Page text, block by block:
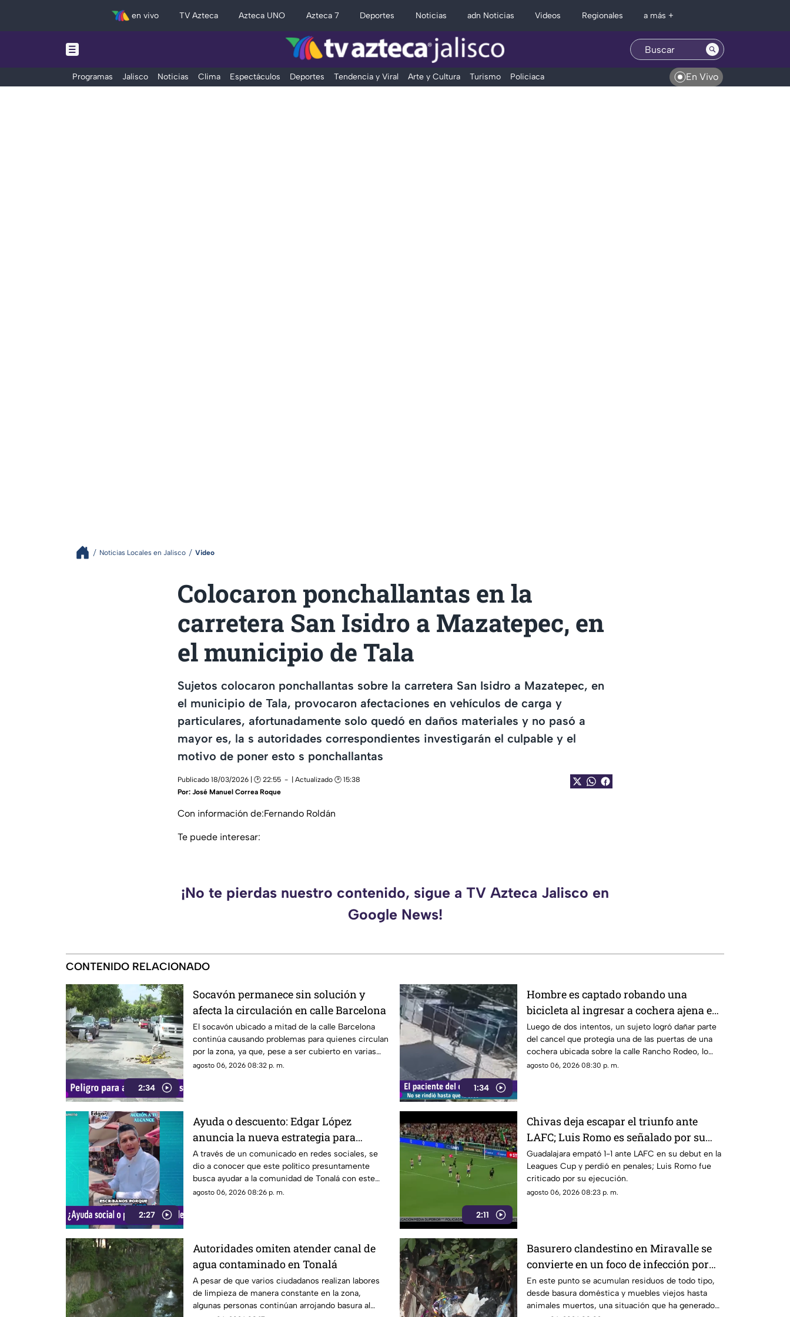
en vivo TV Azteca Azteca UNO Azteca 7 Deportes Noticias adn Noticias Videos Regionales a más +
Programas Jalisco Noticias Clima Espectáculos Deportes Tendencia y Viral Arte y Cultura Turismo Policiaca En Vivo
Noticias Locales en Jalisco Video
Colocaron ponchallantas en la
carretera San Isidro a Mazatepec, en
el municipio de Tala
Sujetos colocaron ponchallantas sobre la carretera San Isidro a Mazatepec, en
el municipio de Tala, provocaron afectaciones en vehículos de carga y
particulares, afortunadamente solo quedó en daños materiales y no pasó a
mayor es, la s autoridades correspondientes investigarán el culpable y el
motivo de poner esto s ponchallantas
Publicado 18/03/2026 | 🕑 22:55
| Actualizado 🕑 15:38
Por: José Manuel Correa Roque
Con información de:Fernando Roldán
Te puede interesar:
¡No te pierdas nuestro contenido, sigue a TV Azteca Jalisco en
Google News!
CONTENIDO RELACIONADO
2:34
Socavón permanece sin solución y
afecta la circulación en calle Barcelona
El socavón ubicado a mitad de la calle Barcelona
continúa causando problemas para quienes circulan
por la zona, ya que, pese a ser cubierto en varias
ocasiones, vuelve a aparecer con el paso del
agosto 06, 2026 08:32 p. m.
1:34
Hombre es captado robando una
bicicleta al ingresar a cochera ajena en
calle Rancho Rodeo
Luego de dos intentos, un sujeto logró dañar parte
del cancel que protegía una de las puertas de una
cochera ubicada sobre la calle Rancho Rodeo, lo
que le permitió ingresar al inmueble.
agosto 06, 2026 08:30 p. m.
2:27
Ayuda o descuento: Edgar López
anuncia la nueva estrategia para
ayudar algunas familias
A través de un comunicado en redes sociales, se
dio a conocer que este político presuntamente
busca ayudar a la comunidad de Tonalá con este
descuento.
agosto 06, 2026 08:26 p. m.
2:11
Chivas deja escapar el triunfo ante
LAFC; Luis Romo es señalado por su
cobro en penales
Guadalajara empató 1-1 ante LAFC en su debut en la
Leagues Cup y perdió en penales; Luis Romo fue
criticado por su ejecución.
agosto 06, 2026 08:23 p. m.
Autoridades omiten atender canal de
agua contaminado en Tonalá
A pesar de que varios ciudadanos realizan labores
de limpieza de manera constante en la zona,
algunas personas continúan arrojando basura al
Basurero clandestino en Miravalle se
convierte en un foco de infección por
acumulación de residuos.
En este punto se acumulan residuos de todo tipo,
desde basura doméstica y muebles viejos hasta
animales muertos, una situación que ha generado